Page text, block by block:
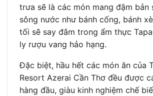
trưa sẽ là các món mang đậm bản
sông nước như bánh cống, bánh
tối sẽ say đắm trong ẩm thực
ly rượu vang hảo hạng.
Đặc biệt, hầu hết các món ăn của
Resort Azerai Cần Thơ đều được
hàng đầu, giàu kinh nghiệm chế